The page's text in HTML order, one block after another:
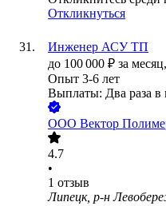
Откликнуться
Инженер АСУ ТП
до 100 000 ₽ за месяц,
Опыт 3-6 лет
Выплаты: Два раза в
ООО Вектор
4.7
•
1 отзыв
Липецк, р-н